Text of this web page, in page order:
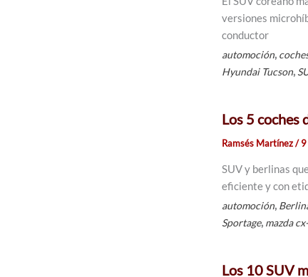
versiones
conductor
automoción,
Hyundai Tucson,
Los 5 coches
Ramsés Martínez/
SUV y berlinas
eficiente y con
automoción,
Sportage, mazda
Los 10 SUV